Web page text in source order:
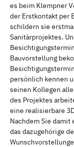
es beim Klempner
der Erstkontakt per
schildern sie
Sanitärprojektes.
Bauvorstellung
persönlich kennen
seinen Kollegen
des Projektes
eine realisierbare
Nachdem Sie
das dazugehörige